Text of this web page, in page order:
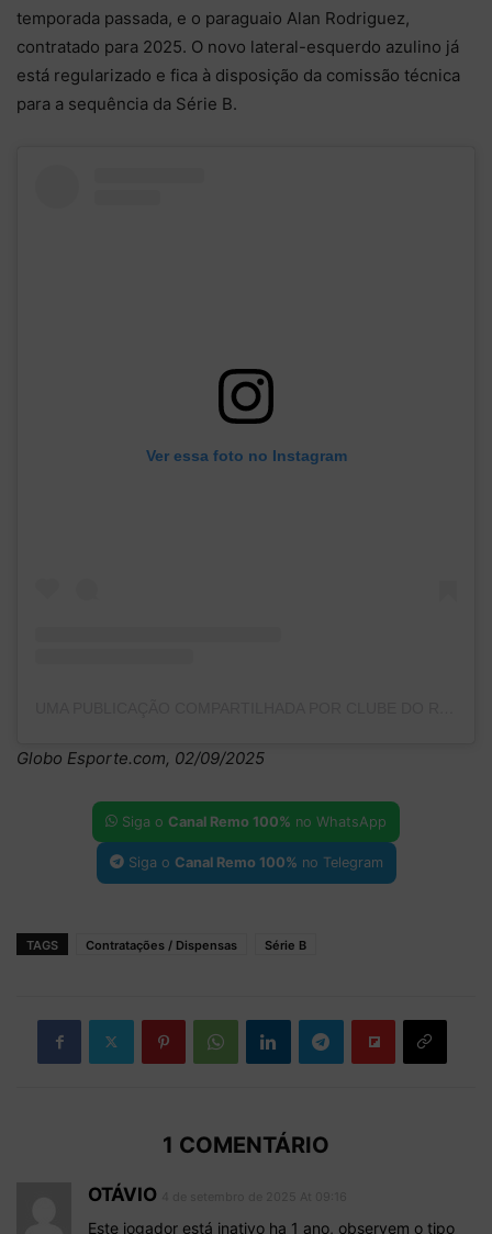
temporada passada, e o paraguaio Alan Rodriguez,
contratado para 2025. O novo lateral-esquerdo azulino já
está regularizado e fica à disposição da comissão técnica
para a sequência da Série B.
Ver essa foto no Instagram
Globo Esporte.com, 02/09/2025
Siga o Canal Remo 100% no WhatsApp
Siga o Canal Remo 100% no Telegram
TAGS Contratações / Dispensas Série B
1 COMENTÁRIO
OTÁVIO
Este jogador está inativo ha 1 ano, observem o tipo